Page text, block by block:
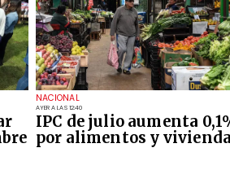
NACIONAL
AYER A LAS 12:40
IPC de julio aumenta
por alimentos y vivienda